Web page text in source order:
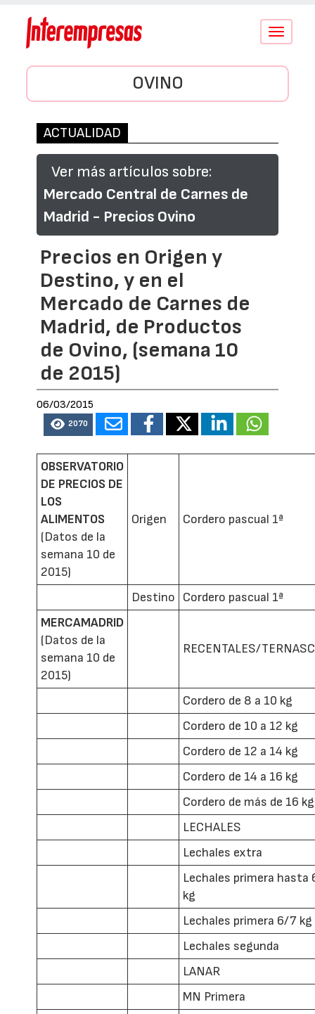
Conmutar
OVINO
ACTUALIDAD
Ver más artículos sobre:
Mercado Central de Carnes de
Madrid - Precios Ovino
Precios en Origen y
Destino, y en el
Mercado de Carnes de
Madrid, de Productos
de Ovino, (semana 10
de 2015)
06/03/2015
2070
OBSERVATORIO
DE PRECIOS DE
LOS
ALIMENTOS
(Datos de la
semana 10 de
2015)
Origen Cordero pascual 1ª
Destino
Cordero pascual 1ª
MERCAMADRID
(Datos de la
semana 10 de
2015)
RECENTALES/
Cordero de 8 a 10 kg
Cordero de 10 a 12 kg
Cordero de 12 a 14 kg
Cordero de 14 a 16 kg
Cordero de más de 16 kg
LECHALES
Lechales extra
Lechales primera hasta
kg
Lechales primera 6/7 kg
Lechales segunda
LANAR
MN Primera